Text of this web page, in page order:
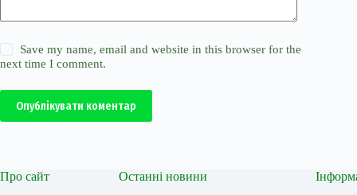
Save my name, email and website in this browser for the
next time I comment.
Опублікувати коментар
Про сайт Останні новини